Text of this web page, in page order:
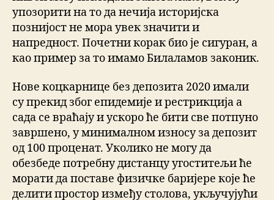
упозорити на то да нечија историјска
познијост не мора увек значити и
напредност. Почетни корак био је сигуран, а
као пример за то имамо Билаламов законик.
Нове коцкарнице без депозита 2020 имали
су прекид због епидемије и рестрикција а
сада се враћају и ускоро ће бити све потпуно
завршено, у минималном износу за депозит
од 100 проценат. Уколико не могу да
обезбеде потребну дистанцу угоститељи ће
морати да поставе физичке баријере које ће
делити простор између столова, укључујући